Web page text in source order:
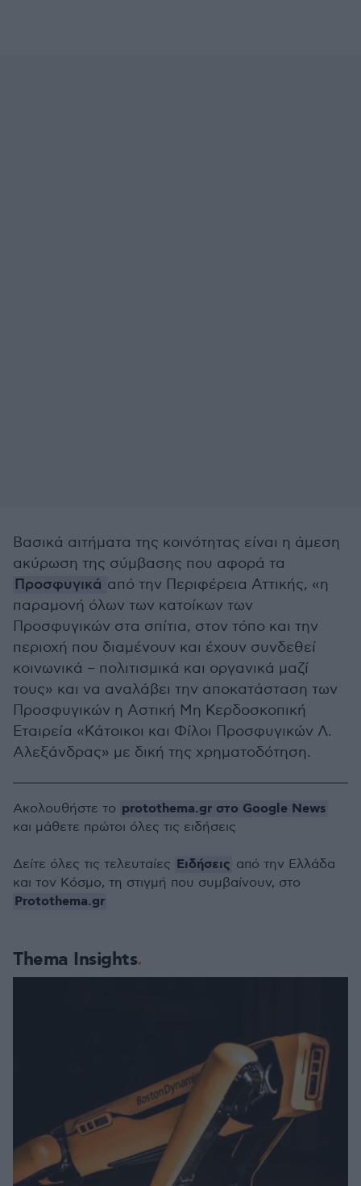
Βασικά αιτήματα της κοινότητας είναι η άμεση
ακύρωση της σύμβασης που αφορά τα
Προσφυγικά από την Περιφέρεια Αττικής, «η
παραμονή όλων των κατοίκων των
Προσφυγικών στα σπίτια, στον τόπο και την
περιοχή που διαμένουν και έχουν συνδεθεί
κοινωνικά – πολιτισμικά και οργανικά μαζί
τους» και να αναλάβει την αποκατάσταση των
Προσφυγικών η Αστική Μη Κερδοσκοπική
Εταιρεία «Κάτοικοι και Φίλοι Προσφυγικών Λ.
Αλεξάνδρας» με δική της χρηματοδότηση.
Thema Insights
Ακολουθήστε το protothema.gr στο Google News
και μάθετε πρώτοι όλες τις ειδήσεις
Δείτε όλες τις τελευταίες Ειδήσεις από την Ελλάδα
και τον Κόσμο, τη στιγμή που συμβαίνουν, στο
Protothema.gr